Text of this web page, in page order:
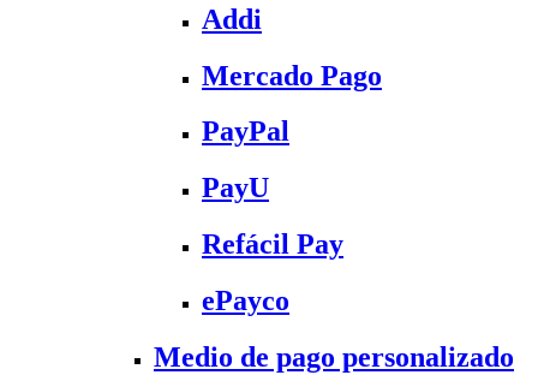
Addi
Mercado Pago
PayPal
PayU
Refácil Pay
ePayco
Medio de pago personalizado